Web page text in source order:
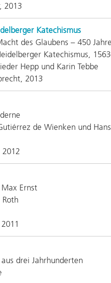
2013
Katechismus
des Glaubens – 450
Katechismus,
Hepp und Karin Tebbe
2013
de Wienken und
Ernst
drei Jahrhunderten